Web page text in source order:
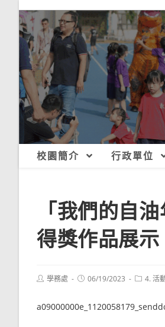
校園簡介 行政單位
「我們的自
得獎作品展示
Post學務處
Post06/19/2023
Post4. 活